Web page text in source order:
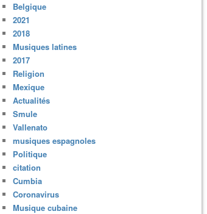
Belgique
2021
2018
Musiques latines
2017
Religion
Mexique
Actualités
Smule
Vallenato
musiques espagnoles
Politique
citation
Cumbia
Coronavirus
Musique cubaine